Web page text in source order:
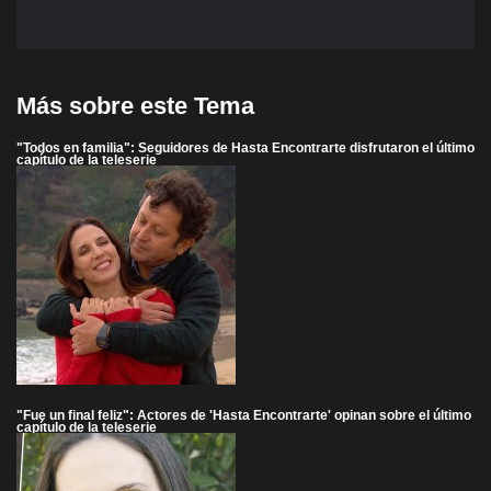
Más sobre este Tema
"Todos en familia": Seguidores de Hasta Encontrarte disfrutaron el último
capítulo de la teleserie
"Fue un final feliz": Actores de 'Hasta Encontrarte' opinan sobre el último
capítulo de la teleserie